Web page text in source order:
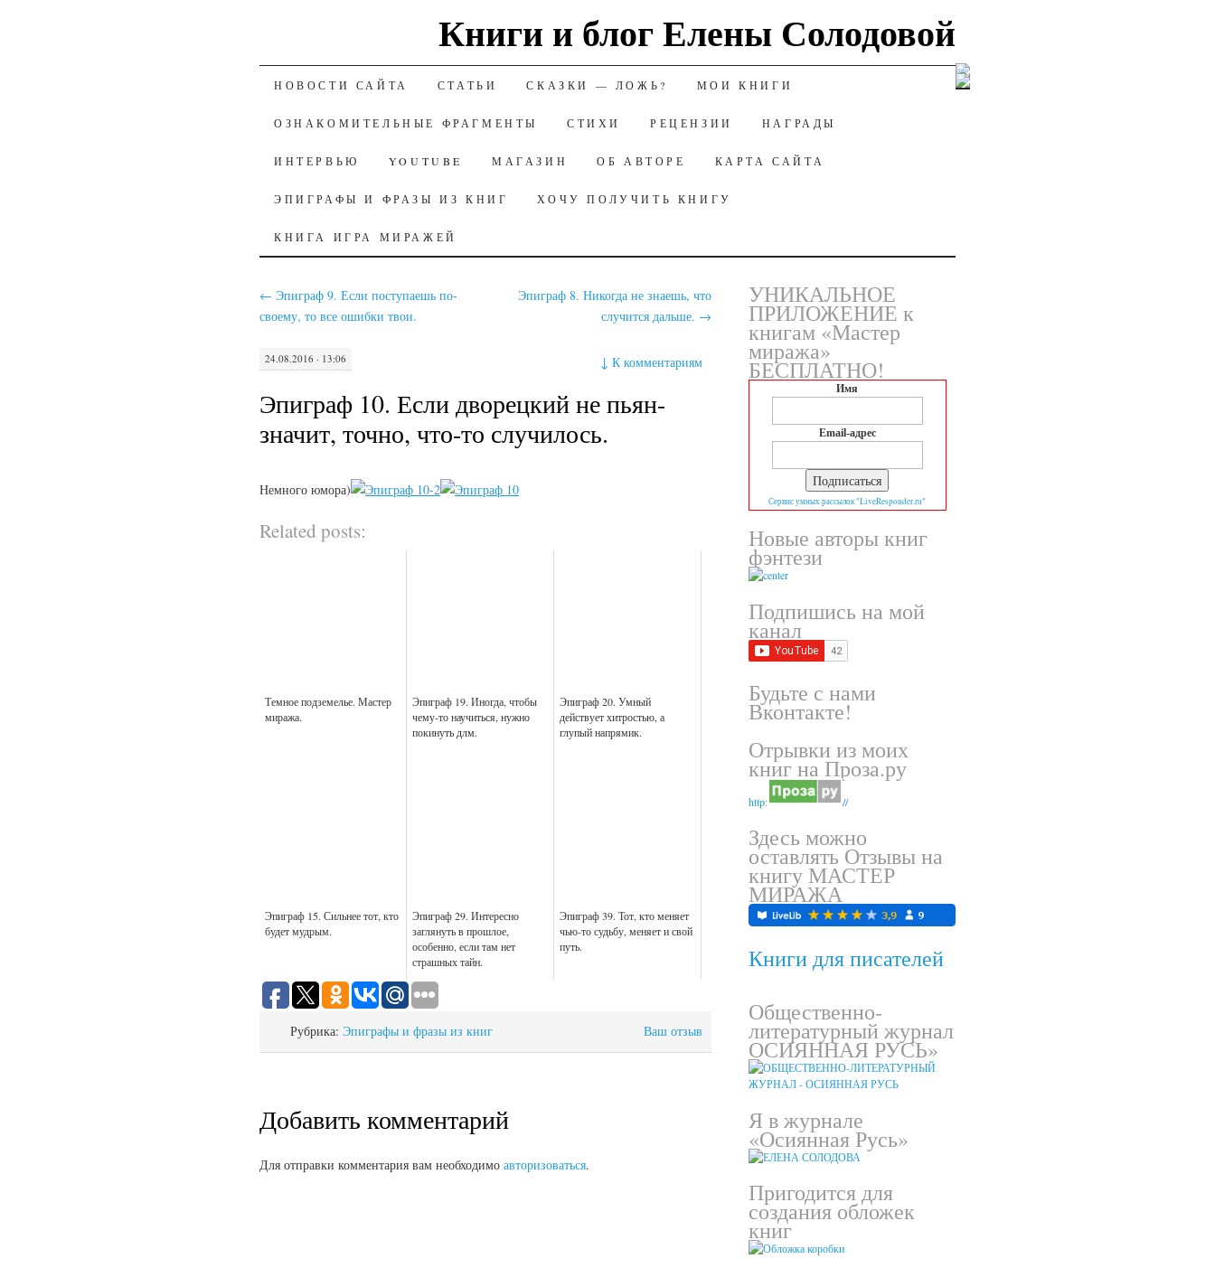
Книги и блог Елены Солодовой
К СОДЕРЖАНИЮ
НОВОСТИ САЙТА СТАТЬИ СКАЗКИ — ЛОЖЬ? МОИ КНИГИ
ОЗНАКОМИТЕЛЬНЫЕ ФРАГМЕНТЫ СТИХИ РЕЦЕНЗИИ НАГРАДЫ
ИНТЕРВЬЮ YOUTUBE МАГАЗИН ОБ АВТОРЕ КАРТА САЙТА
ЭПИГРАФЫ И ФРАЗЫ ИЗ КНИГ ХОЧУ ПОЛУЧИТЬ КНИГУ
КНИГА ИГРА МИРАЖЕЙ
← Эпиграф 9. Если поступаешь по-
своему, то все ошибки твои.
Эпиграф 8. Никогда не знаешь, что
случится дальше. →
24.08.2016 · 13:06 ↓К комментариям
Эпиграф 10. Если дворецкий не пьян-
значит, точно, что-то случилось.
Немного юмора)
Related posts:
Темное подземелье. Мастер
миража.
Эпиграф 19. Иногда, чтобы
чему-то научиться, нужно
покинуть длм.
Эпиграф 20. Умный
действует хитростью, а
глупый напрямик.
Эпиграф 15. Сильнее тот, кто
будет мудрым.
Эпиграф 29. Интересно
заглянуть в прошлое,
особенно, если там нет
страшных тайн.
Эпиграф 39. Тот, кто меняет
чью-то судьбу, меняет и свой
путь.
Ваш отзыв
Рубрика: Эпиграфы и фразы из книг
Добавить комментарий
Для отправки комментария вам необходимо авторизоваться.
УНИКАЛЬНОЕ
ПРИЛОЖЕНИЕ к
книгам «Мастер
миража»
БЕСПЛАТНО!
Имя
Email-адрес
Сервис умных рассылок "LiveResponder.ru"
Новые авторы книг
фэнтези
Подпишись на мой
канал
Будьте с нами
Вконтакте!
Отрывки из моих
книг на Проза.ру
http: //
Здесь можно
оставлять Отзывы на
книгу МАСТЕР
МИРАЖА
Книги для писателей
Общественно-
литературный журнал
ОСИЯННАЯ РУСЬ»
Я в журнале
«Осиянная Русь»
Пригодится для
создания обложек
книг